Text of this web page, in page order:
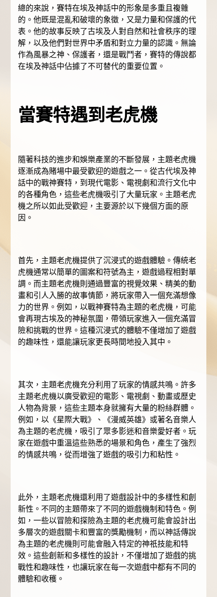
總的來說，賽特在埃及神話中的形象是多重且複雜
的。他既是混亂和破壞的象徵，又是力量和保護的代
表。他的故事反映了古埃及人對自然和社會秩序的理
解，以及他們對世界中矛盾和對立力量的認識。無論
作為風暴之神、保護者，還是戰鬥者，賽特的傳說都
在埃及神話中佔據了不可替代的重要位置。
當賽特遇到老虎機
隨著科技的進步和娛樂產業的不斷發展，主題老虎機
逐漸成為賭場中最受歡迎的遊戲之一。從古代埃及神
話中的戰神賽特，到現代電影、電視劇和流行文化中
的各種角色，這些老虎機吸引了大量玩家。主題老虎
機之所以如此受歡迎，主要源於以下幾個方面的原
因。
首先，主題老虎機提供了沉浸式的遊戲體驗。傳統老
虎機通常以簡單的圖案和符號為主，遊戲過程相對單
調。而主題老虎機則通過豐富的視覺效果、精美的動
畫和引人入勝的故事情節，將玩家帶入一個充滿想像
力的世界。例如，以戰神賽特為主題的老虎機，可能
會再現古埃及的神秘氛圍，帶領玩家進入一個充滿冒
險和挑戰的世界。這種沉浸式的體驗不僅增加了遊戲
的趣味性，還能讓玩家更長時間地投入其中。
其次，主題老虎機充分利用了玩家的情感共鳴。許多
主題老虎機以廣受歡迎的電影、電視劇、動畫或歷史
人物為背景，這些主題本身就擁有大量的粉絲群體。
例如，以《星際大戰》、《漫威英雄》或著名音樂人
為主題的老虎機，吸引了眾多影迷和音樂愛好者。玩
家在遊戲中重溫這些熟悉的場景和角色，產生了強烈
的情感共鳴，從而增強了遊戲的吸引力和粘性。
此外，主題老虎機還利用了遊戲設計中的多樣性和創
新性。不同的主題帶來了不同的遊戲機制和特色。例
如，一些以冒險和探險為主題的老虎機可能會設計出
多層次的遊戲關卡和豐富的獎勵機制，而以神話傳說
為主題的老虎機則可能會融入特定的神祇技能和特
效。這些創新和多樣性的設計，不僅增加了遊戲的挑
戰性和趣味性，也讓玩家在每一次遊戲中都有不同的
體驗和收穫。